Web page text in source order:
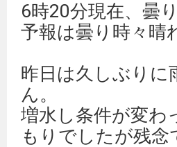
6時20分現在、曇
予報は曇り時々晴
昨日は久しぶりに
ん。
増水し条件が変わ
もりでしたが残念